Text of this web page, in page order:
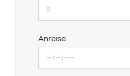
Anreise